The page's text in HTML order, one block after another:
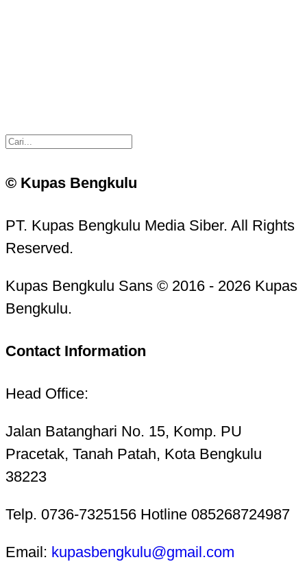
© Kupas Bengkulu
PT. Kupas Bengkulu Media Siber. All Rights
Reserved.
Kupas Bengkulu Sans © 2016 - 2026 Kupas
Bengkulu.
Contact Information
Head Office:
Jalan Batanghari No. 15, Komp. PU
Pracetak, Tanah Patah, Kota Bengkulu
38223
Telp. 0736-7325156 Hotline 085268724987
Email: kupasbengkulu@gmail.com